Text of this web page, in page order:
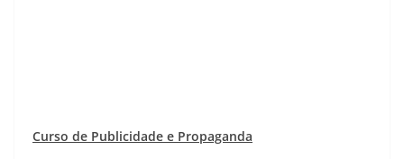
Curso de Publicidade e Propaganda